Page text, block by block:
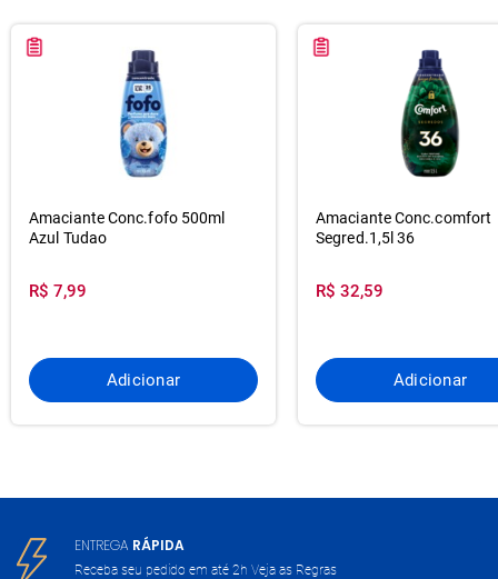
Amaciante Conc.fofo 500ml
Azul Tudao
R$ 7,99
Adicionar
Amaciante Conc.comfort
Segred.1,5l 36
R$ 32,59
Adicionar
ENTREGA RÁPIDA
Receba seu pedido em até 2h Veja as Regras